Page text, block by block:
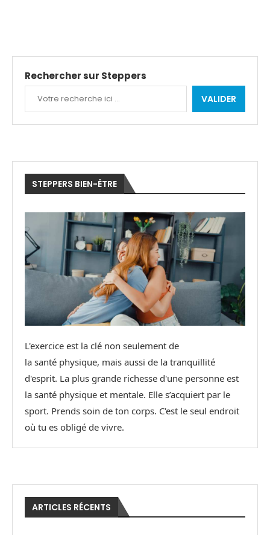
Rechercher sur Steppers
VALIDER
STEPPERS BIEN-ÊTRE
L'exercice est la clé non seulement de
la santé physique, mais aussi de la tranquillité
d'esprit. La plus grande richesse d'une personne est
la santé physique et mentale. Elle s’acquiert par le
sport. Prends soin de ton corps. C'est le seul endroit
où tu es obligé de vivre.
ARTICLES RÉCENTS